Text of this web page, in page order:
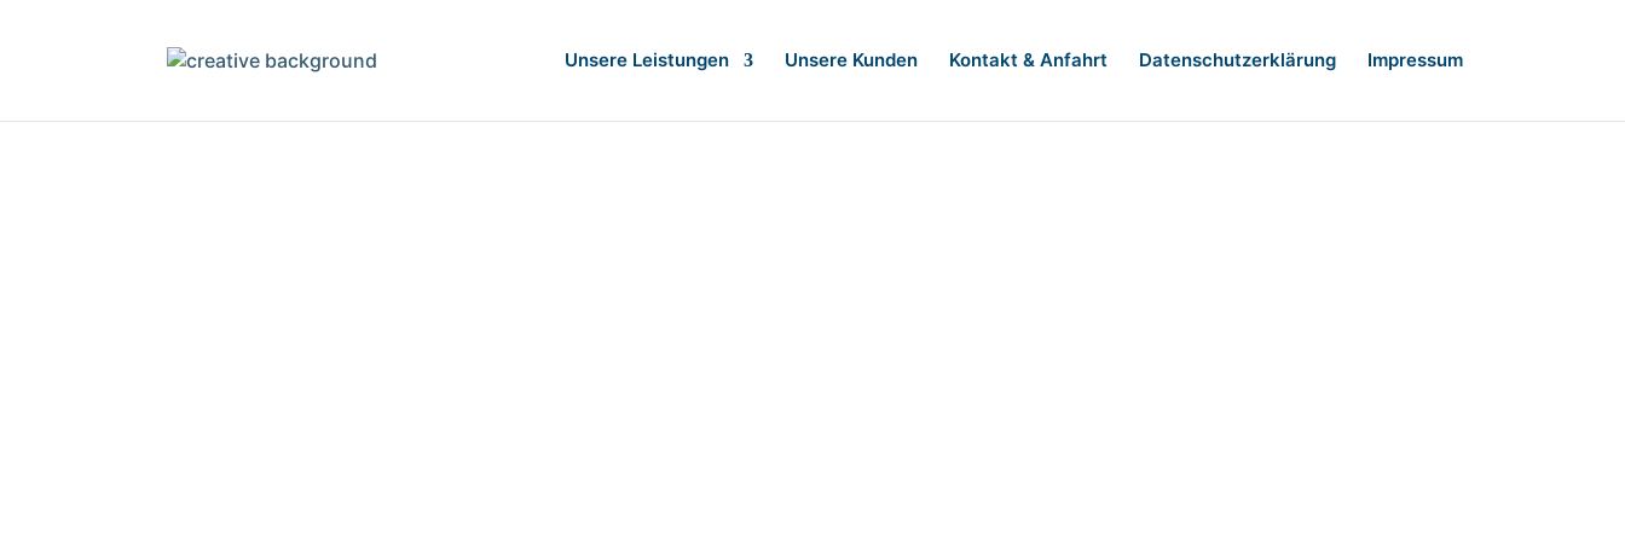
Unsere Leistungen Unsere Kunden Kontakt & Anfahrt Datenschutzerklärung Impressum